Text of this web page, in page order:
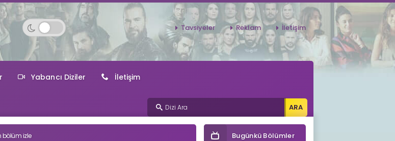
Tavsiyeler Reklam İletişim
Yabancı Diziler İletişim
bölüm izle Bugünkü Bölümler